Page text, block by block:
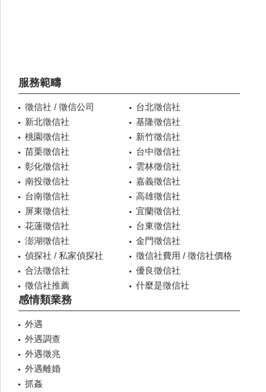
服務範疇
徵信社 / 徵信公司
台北徵信社
新北徵信社
基隆徵信社
桃園徵信社
新竹徵信社
苗栗徵信社
台中徵信社
彰化徵信社
雲林徵信社
南投徵信社
嘉義徵信社
台南徵信社
高雄徵信社
屏東徵信社
宜蘭徵信社
花蓮徵信社
台東徵信社
澎湖徵信社
金門徵信社
偵探社 / 私家偵探社
徵信社費用 / 徵信社價格
合法徵信社
優良徵信社
徵信社推薦
什麼是徵信社
感情類業務
外遇
外遇調查
外遇徵兆
外遇離婚
抓姦